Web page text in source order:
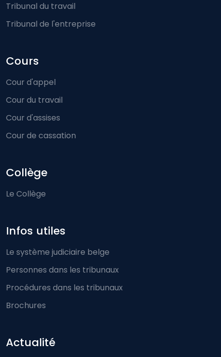
Tribunal du travail
Tribunal de l'entreprise
Cours
Cour d'appel
Cour du travail
Cour d'assises
Cour de cassation
Collège
Le Collège
Infos utiles
Le système judiciaire belge
Personnes dans les tribunaux
Procédures dans les tribunaux
Brochures
Actualité